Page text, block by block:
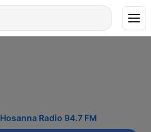
Hosanna Radio 94.7 FM